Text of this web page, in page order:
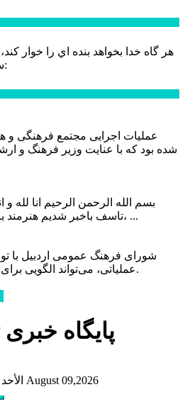
هر گاه خدا بخواهد بنده اي را خوار
حضرت علی (ع):
شده بود که با عنایت وزیر فرهنگ و
بسم الله الرحمن الرحیم انا لله و
تاسف باخبر شدیم هنرمند برجسته ایران و فرزند اردبیل، ...
شورای فرهنگ عمومی اردبیل با
عملیاتی، می‌تواند الگویی برای سایر استان‌های کشور باشد.
پایگاه خبری
الأحد ۲۴ صفر ۱۴۴۸ August 09,2026